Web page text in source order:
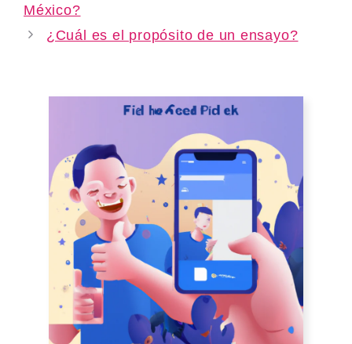
México?
¿Cuál es el propósito de un ensayo?